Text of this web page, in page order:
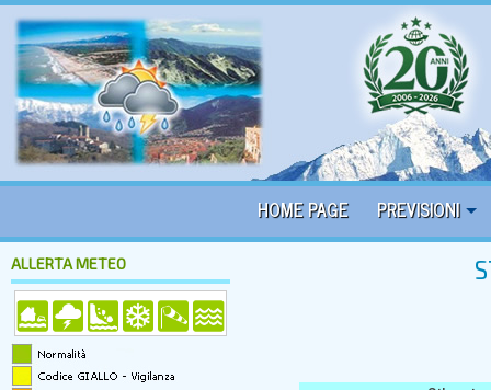
HOME PAGE PREVISIONI
ALLERTA METEO